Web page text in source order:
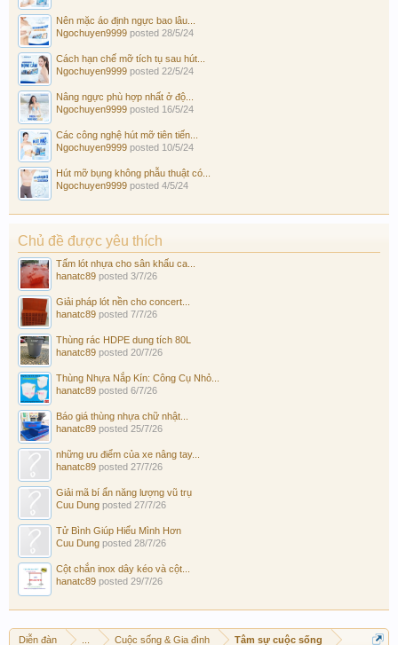
Nên mặc áo định ngực bao lâu...
Ngochuyen9999 posted 28/5/24
Cách hạn chế mỡ tích tụ sau hút...
Ngochuyen9999 posted 22/5/24
Nâng ngực phù hợp nhất ở độ...
Ngochuyen9999 posted 16/5/24
Các công nghệ hút mỡ tiên tiến...
Ngochuyen9999 posted 10/5/24
Hút mỡ bụng không phẫu thuật có...
Ngochuyen9999 posted 4/5/24
Chủ đề được yêu thích
Tấm lót nhựa cho sân khấu ca...
hanatc89 posted 3/7/26
Giải pháp lót nền cho concert...
hanatc89 posted 7/7/26
Thùng rác HDPE dung tích 80L
hanatc89 posted 20/7/26
Thùng Nhựa Nắp Kín: Công Cụ Nhỏ...
hanatc89 posted 6/7/26
Báo giá thùng nhựa chữ nhật...
hanatc89 posted 25/7/26
những ưu điểm của xe nâng tay...
hanatc89 posted 27/7/26
Giải mã bí ẩn năng lượng vũ trụ
Cuu Dung posted 27/7/26
Tử Bình Giúp Hiểu Mình Hơn
Cuu Dung posted 28/7/26
Cột chắn inox dây kéo và cột...
hanatc89 posted 29/7/26
Diễn đàn Cuộc sống & Gia đình Tâm sự cuộc sống